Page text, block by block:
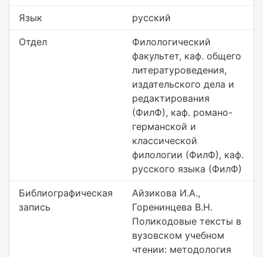
Язык русский
Отдел
Филологический
факультет, каф. общего
литературоведения,
издательского дела и
редактирования
(ФилФ), каф. романо-
германской и
классической
филологии (ФилФ), каф.
русского языка (ФилФ)
Библиографическая
запись
Айзикова И.А.,
Горенинцева В.Н.
Поликодовые тексты в
вузовском учебном
чтении: методология